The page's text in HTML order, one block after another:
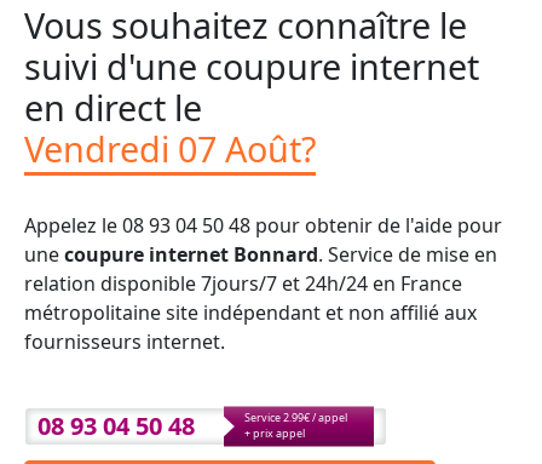
Vous souhaitez connaître le
suivi d'une coupure internet
en direct le
Vendredi 07 Août?
Appelez le 08 93 04 50 48 pour obtenir de l'aide pour
unecoupure internet Bonnard. Service de mise en
relation disponible 7jours/7 et 24h/24 en France
métropolitaine site indépendant et non affilié aux
fournisseurs internet.
08 93 04 50 48
Service 2.99€ / appel
+ prix appel